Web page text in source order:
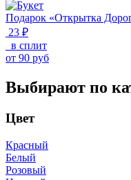
Подарок «Открытка
23 ₽
в сплит
от 90 руб
Выбирают по
Цвет
Красный
Белый
Розовый